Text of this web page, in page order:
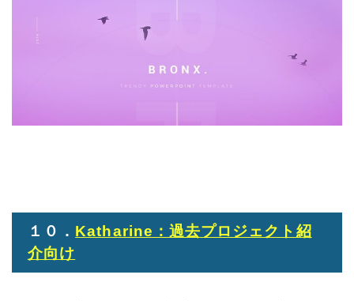
１０． Katharine：過去プロジェクト紹
介向け